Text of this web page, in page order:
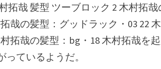
拓哉 髪型 ツーブロック 2 木村拓
哉の髪型：グッドラック・03 22
拓哉の髪型：bg・18 木村拓哉を
ているようだ。